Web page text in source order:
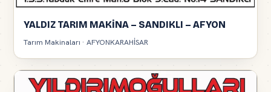
YALDIZ TARIM MAKİNA – SANDIKLI – AFYON
Tarım Makinaları · AFYONKARAHİSAR